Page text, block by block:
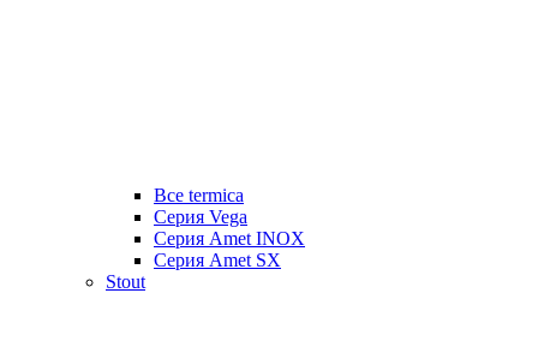
Все termica
Серия Vega
Серия Amet INOX
Серия Amet SX
Stout